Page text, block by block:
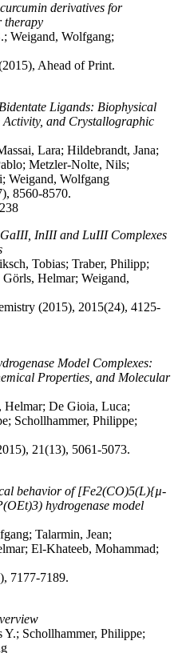
derivatives for
therapy
Weigand, Wolfgang;
Ahead of Print.
Ligands: Biophysical
and Crystallographic
Lara; Hildebrandt, Jana;
Metzler-Nolte, Nils;
Weigand, Wolfgang
8560-8570.
InIII and LuIII Complexes
Tobias; Traber, Philipp;
Helmar; Weigand,
(2015), 2015(24), 4125-
Model Complexes:
Properties, and Molecular
De Gioia, Luca;
Schollhammer, Philippe;
21(13), 5061-5073.
behavior of [Fe2(CO)5(L){µ-
hydrogenase model
Talarmin, Jean;
El-Khateeb, Mohammad;
7177-7189.
Schollhammer, Philippe;